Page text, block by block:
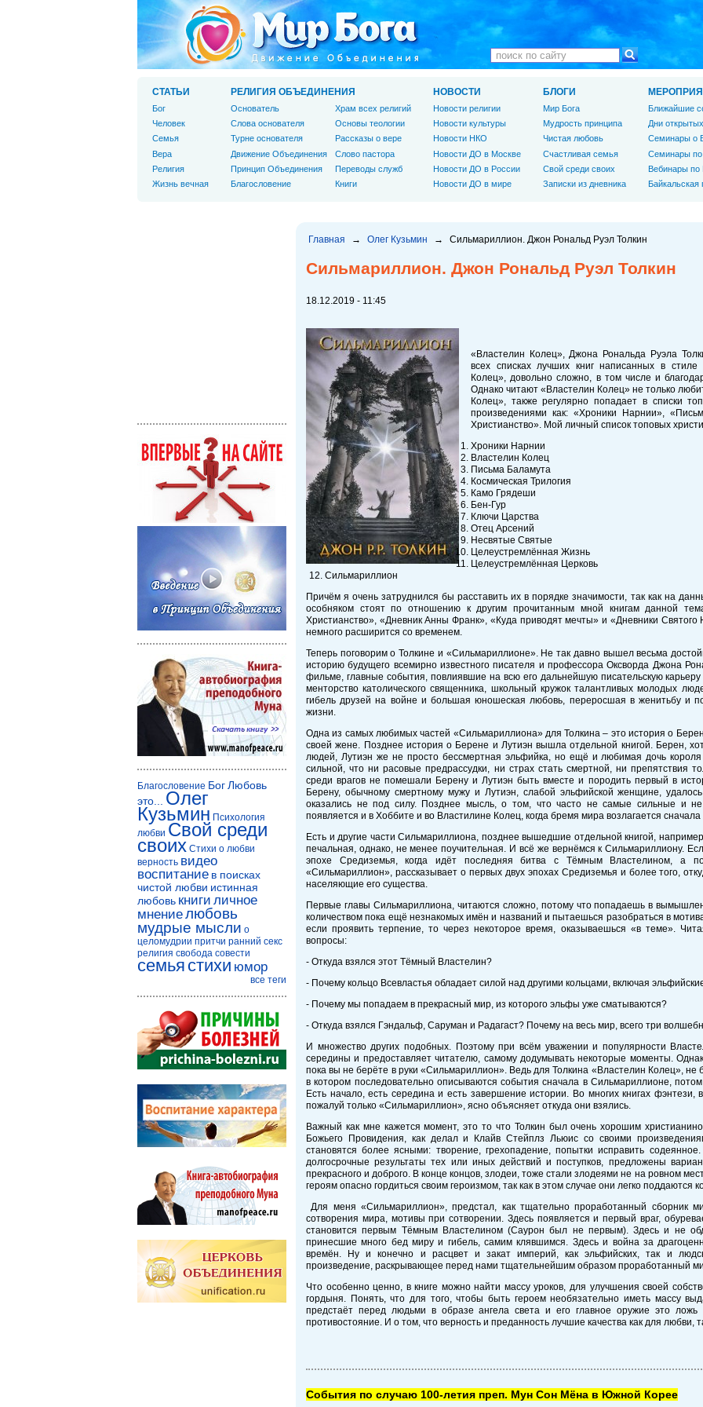
Главная → Олег Кузьмин → Сильмариллион. Джон Рональд Руэл Толкин
Сильмариллион. Джон Рональд Руэл Толкин
18.12.2019 - 11:45
«Властелин Колец», Джона Рональда Руэла
всех списках лучших книг написанных в
Колец», довольно сложно, в том числе и
Однако читают «Властелин Колец» не только
Колец», также регулярно попадает в списки
произведениями как: «Хроники Нарнии»,
Христианство». Мой личный список топовых
Хроники Нарнии
Властелин Колец
Письма Баламута
Космическая Трилогия
Камо Грядеши
Бен-Гур
Ключи Царства
Отец Арсений
Несвятые Святые
Целеустремлённая Жизнь
Целеустремлённая Церковь
Сильмариллион
Причём я очень затруднился бы расставить их в порядке значимости, так как на
особняком стоят по отношению к другим прочитанным мной книгам данной
Христианство», «Дневник Анны Франк», «Куда приводят мечты» и «Дневники
немного расширится со временем.
Теперь поговорим о Толкине и «Сильмариллионе». Не так давно вышел весьма
историю будущего всемирно известного писателя и профессора Оксворда Джона
фильме, главные события, повлиявшие на всю его дальнейшую писательскую
менторство католического священника, школьный кружок талантливых молодых
гибель друзей на войне и большая юношеская любовь, переросшая в женитьбу и
жизни.
Одна из самых любимых частей «Сильмариллиона» для Толкина – это история о
своей жене. Позднее история о Берене и Лутиэн вышла отдельной книгой. Берен,
людей, Лутиэн же не просто бессмертная эльфийка, но ещё и любимая дочь
сильной, что ни расовые предрассудки, ни страх стать смертной, ни препятствия
среди врагов не помешали Берену и Лутиэн быть вместе и породить первый в
Берену, обычному смертному мужу и Лутиэн, слабой эльфийской женщине,
оказались не под силу. Позднее мысль, о том, что часто не самые сильные и
появляется и в Хоббите и во Властилине Колец, когда бремя мира возлагается
Есть и другие части Сильмариллиона, позднее вышедшие отдельной книгой,
печальная, однако, не менее поучительная. И всё же вернёмся к Сильмариллиону.
эпохе Средиземья, когда идёт последняя битва с Тёмным Властелином, а
«Сильмариллион», рассказывает о первых двух эпохах Средиземья и более того,
населяющие его существа.
Первые главы Сильмариллиона, читаются сложно, потому что попадаешь в
количеством пока ещё незнакомых имён и названий и пытаешься разобраться в
если проявить терпение, то через некоторое время, оказываешься «в теме».
вопросы:
- Откуда взялся этот Тёмный Властелин?
- Почему кольцо Всевластья обладает силой над другими кольцами, включая
- Почему мы попадаем в прекрасный мир, из которого эльфы уже сматываются?
- Откуда взялся Гэндальф, Саруман и Радагаст? Почему на весь мир, всего три
И множество других подобных. Поэтому при всём уважении и популярности
середины и предоставляет читателю, самому додумывать некоторые моменты.
пока вы не берёте в руки «Сильмариллион». Ведь для Толкина «Властелин Колец»,
в котором последовательно описываются события сначала в Сильмариллионе,
Есть начало, есть середина и есть завершение истории. Во многих книгах
пожалуй только «Сильмариллион», ясно объясняет откуда они взялись.
Важный как мне кажется момент, это то что Толкин был очень хорошим
Божьего Провидения, как делал и Клайв Стейплз Льюис со своими
становятся более ясными: творение, грехопадение, попытки исправить
долгосрочные результаты тех или иных действий и поступков, предложены
прекрасного и доброго. В конце концов, злодеи, тоже стали злодеями не на ровном
героям опасно гордиться своим героизмом, так как в этом случае они легко поддаются
Для меня «Сильмариллион», предстал, как тщательно проработанный сборник
сотворения мира, мотивы при сотворении. Здесь появляется и первый враг,
становится первым Тёмным Властелином (Саурон был не первым). Здесь и не
принесшие много бед миру и гибель, самим клявшимся. Здесь и война за
времён. Ну и конечно и расцвет и закат империй, как эльфийских, так и
произведение, раскрывающее перед нами тщательнейшим образом проработанный
Что особенно ценно, в книге можно найти массу уроков, для улучшения своей
гордыня. Понять, что для того, чтобы быть героем необязательно иметь массу
предстаёт перед людьми в образе ангела света и его главное оружие это
противостояние. И о том, что верность и преданность лучшие качества как для
Cобытия по случаю 100-летия преп. Мун Сон Мёна в Южной Корее
СТАТЬИ
Бог
Человек
Cемья
Вера
Религия
Жизнь вечная
РЕЛИГИЯ ОБЪЕДИНЕНИЯ
Основатель
Слова основателя
Турне основателя
Движение Объединения
Принцип Объединения
Благословение
Храм всех религий
Основы теологии
Рассказы о вере
Слово пастора
Переводы служб
Книги
НОВОСТИ
Новости религии
Новости культуры
Новости НКО
Новости ДО в Москве
Новости ДО в России
Новости ДО в мире
БЛОГИ
Мир Бога
Мудрость принципа
Чистая любовь
Счастливая семья
Свой среди своих
Записки из дневника
Ближайшие
Дни
Семинары о
Семинары
Вебинары по
Байкальская
Благословение БогЛюбовь
это...
Олег
Кузьмин Психология
любви Свой среди
своих Стихи о любви
верность видео
воспитание в поисках
чистой любви истинная
любовь книги личное
мнениелюбовь
мудрые мысли о
целомудрии притчи ранний секс
религия свобода совести
семья стихи юмор
все теги